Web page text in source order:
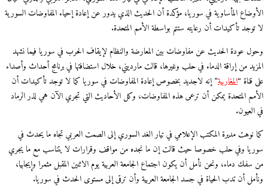
الأوضاع المأساوية في سوريا، مؤكدة أن الحديث الذي يدور عن إعادة إحياء المفاوضات السورية
لا توجد تأكيدات أن رعايته ستتم بواسطة الأمم المتحدة.
وحول عودة الحديث عن مفاوضات بين المعارضة والنظام لإيقاف الحرب في سوريا فيما نشهد
المزيد من إراقة الدماء في حلب وغيرها، قالت مارديني، خلال استضافتها في برنامج أحداث وأصداء
على قناة “ المغاربية” إنه لاجديد بخصوص إعادة المفاوضات في سوريا كما لا توجد تأكيدات أن
الأمم المتحدة يمكن أن ترعى هذه المفاوضات، وكل الأحاديث التي تجري الآن هي لذر الرماد
في العيون.
كما نوهت مديرة المكتب الإعلامي في تيار الغد السوري إلى الصمت العربي تجاه ما يحدث في
سوريا وفي حلب خصوصا حيث قالت إن ما نجده من مواقف وقرارات لا يتناسب مع ما يجري
من سفك دماء، ونحن نأمل أن يكون اجتماع الجامعة العربية يوم الاثنين المقبل مثمرا وإيجابيا،
ونأمل أن تدب الحياة في جسد الجامعة العربية وأن ترقى إلى مستوى الحدث في سوريا.